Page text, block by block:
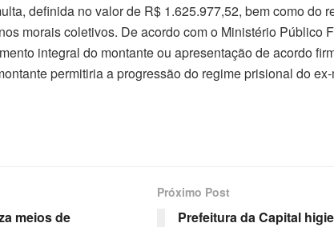
definida no valor de R$ 1.625.977,52, bem como do
morais coletivos. De acordo com o Ministério Público
integral do montante ou apresentação de acordo
permitiria a progressão do regime prisional do
meios de
Próximo Post
Prefeitura da Capital